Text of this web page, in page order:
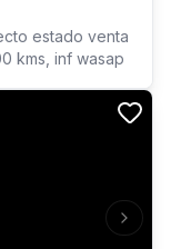
estado venta
kms, inf wasap
Next